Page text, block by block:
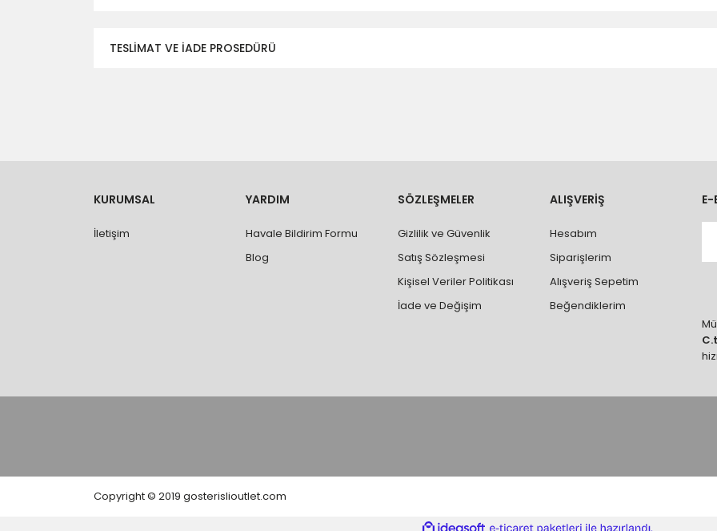
TESLİMAT VE İADE PROSEDÜRÜ
- Özel sipariş ürünlerde ölçü, ebat, yükseklik vb. hatalar yüzünden onaylanmış siparişler iade alınmaz veya
değiştirilmez.
- Vitrifiye, tekne, küvet, kabin, banyo dolabı vb. ürünlerin siparişini vermeden önce ürünlerin montajını yapacak
kişi veya firmaya mutlaka ölçü ve ebat kontrolü yaptırınız.
KURUMSAL
İletişim
YARDIM
Havale Bildirim Formu
Blog
SÖZLEŞMELER
Gizlilik ve Güvenlik
Satış Sözleşmesi
Kişisel Veriler Politikası
İade ve Değişim
ALIŞVERİŞ
Hesabım
Siparişlerim
Alışveriş Sepetim
Beğendiklerim
E-
Copyright © 2019 gosterislioutlet.com
ideasoft e-